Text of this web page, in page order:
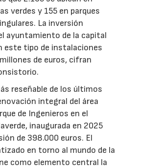
verdes y 155 en parques
La inversión
ayuntamiento de la capital
este tipo de instalaciones
de euros, cifran
reseñable de los últimos
integral del área
de Ingenieros en el
inaugurada en 2025
de 398.000 euros. El
en torno al mundo de la
como elemento central la